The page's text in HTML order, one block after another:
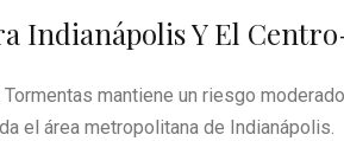
Indianápolis Y El
mantiene un riesgo
el área metropolitana de Indianápolis.